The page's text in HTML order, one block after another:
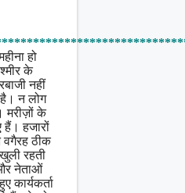
हो
के
नहीं
है। न लोग
मरीज़ों के
हजारों
वगैरह ठीक
रहती
नेताओं